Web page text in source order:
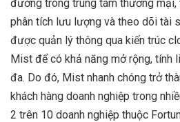
đường trong trung tâm thương mại,
phân tích lưu lượng và theo dõi tài
được quản lý thông qua kiến ​​trúc
Mist để có khả năng mở rộng, tính
đa. Do đó, Mist nhanh chóng trở
khách hàng doanh nghiệp trong
2 trên 10 doanh nghiệp thuộc